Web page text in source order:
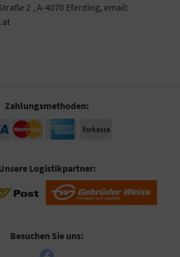
2 , A-4070 Eferding, email:
Zahlungsmethoden:
Logistikpartner:
Besuchen Sie uns: